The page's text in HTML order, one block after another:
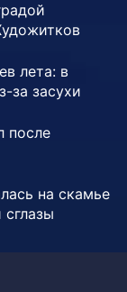
лета: в
за засухи
после
на скамье